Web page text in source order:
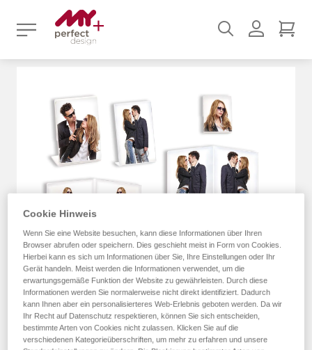
Suchen
Bildergalerie
springen
Cookie Hinweis
Wenn Sie eine Website besuchen, kann diese Informationen über Ihren
Browser abrufen oder speichern. Dies geschieht meist in Form von Cookies.
Hierbei kann es sich um Informationen über Sie, Ihre Einstellungen oder Ihr
Gerät handeln. Meist werden die Informationen verwendet, um die
erwartungsgemäße Funktion der Website zu gewährleisten. Durch diese
Informationen werden Sie normalerweise nicht direkt identifiziert. Dadurch
kann Ihnen aber ein personalisierteres Web-Erlebnis geboten werden. Da wir
Ihr Recht auf Datenschutz respektieren, können Sie sich entscheiden,
bestimmte Arten von Cookies nicht zulassen. Klicken Sie auf die
verschiedenen Kategorieüberschriften, um mehr zu erfahren und unsere